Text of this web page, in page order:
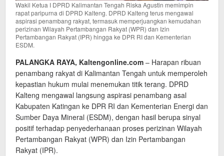
Wakil Ketua I DPRD Kalimantan Tengah Riska Agustin memimpin
rapat paripurna di DPRD Kalteng. DPRD Kalteng terus mengawal
aspirasi penambang rakyat, termasuk memperjuangkan kemudahan
perizinan Wilayah Pertambangan Rakyat (WPR) dan Izin
Pertambangan Rakyat (IPR) hingga ke DPR RI dan Kementerian
ESDM.
PALANGKA RAYA, Kaltengonline.com – Harapan ribuan
penambang rakyat di Kalimantan Tengah untuk memperoleh
kepastian hukum mulai menemukan titik terang. DPRD
Kalteng mengawal langsung aspirasi penambang asal
Kabupaten Katingan ke DPR RI dan Kementerian Energi dan
Sumber Daya Mineral (ESDM), dengan hasil berupa sinyal
positif terhadap penyederhanaan proses perizinan Wilayah
Pertambangan Rakyat (WPR) dan Izin Pertambangan
Rakyat (IPR).